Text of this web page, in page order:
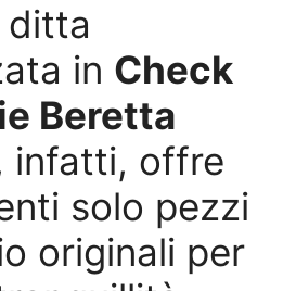
ditta
in Check
Beretta
infatti, offre
solo pezzi
originali per